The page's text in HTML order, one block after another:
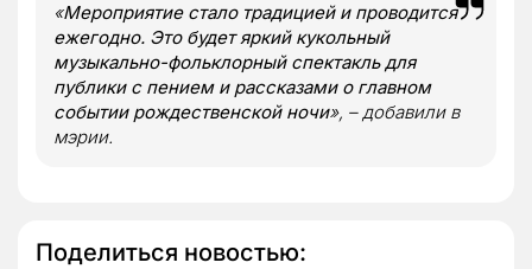
«Мероприятие стало традицией и проводится
ежегодно. Это будет яркий кукольный
музыкально-фольклорный спектакль для
публики с пением и рассказами о главном
событии рождественской ночи», – добавили в
мэрии.
Поделиться новостью: